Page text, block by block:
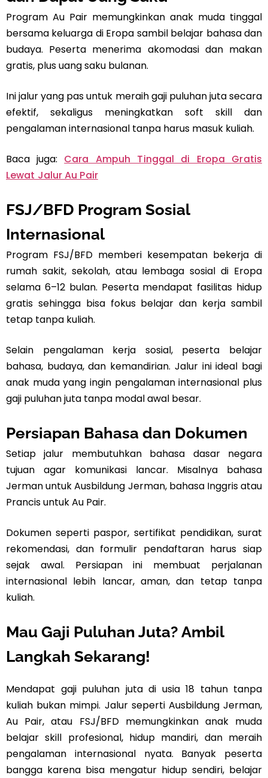
Program Au Pair memungkinkan anak muda tinggal
bersama keluarga di Eropa sambil belajar bahasa dan
budaya. Peserta menerima akomodasi dan makan
gratis, plus uang saku bulanan.
Ini jalur yang pas untuk meraih gaji puluhan juta secara
efektif, sekaligus meningkatkan soft skill dan
pengalaman internasional tanpa harus masuk kuliah.
Baca juga: Cara Ampuh Tinggal di Eropa Gratis
Lewat Jalur Au Pair
FSJ/BFD Program Sosial
Internasional
Program FSJ/BFD memberi kesempatan bekerja di
rumah sakit, sekolah, atau lembaga sosial di Eropa
selama 6–12 bulan. Peserta mendapat fasilitas hidup
gratis sehingga bisa fokus belajar dan kerja sambil
tetap tanpa kuliah.
Selain pengalaman kerja sosial, peserta belajar
bahasa, budaya, dan kemandirian. Jalur ini ideal bagi
anak muda yang ingin pengalaman internasional plus
gaji puluhan juta tanpa modal awal besar.
Persiapan Bahasa dan Dokumen
Setiap jalur membutuhkan bahasa dasar negara
tujuan agar komunikasi lancar. Misalnya bahasa
Jerman untuk Ausbildung Jerman, bahasa Inggris atau
Prancis untuk Au Pair.
Dokumen seperti paspor, sertifikat pendidikan, surat
rekomendasi, dan formulir pendaftaran harus siap
sejak awal. Persiapan ini membuat perjalanan
internasional lebih lancar, aman, dan tetap tanpa
kuliah.
Mau Gaji Puluhan Juta? Ambil
Langkah Sekarang!
Mendapat gaji puluhan juta di usia 18 tahun tanpa
kuliah bukan mimpi. Jalur seperti Ausbildung Jerman,
Au Pair, atau FSJ/BFD memungkinkan anak muda
belajar skill profesional, hidup mandiri, dan meraih
pengalaman internasional nyata. Banyak peserta
bangga karena bisa mengatur hidup sendiri, belajar